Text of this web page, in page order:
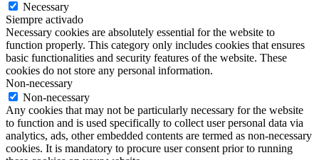
Necessary
Siempre activado
Necessary cookies are absolutely essential for the website to
function properly. This category only includes cookies that ensures
basic functionalities and security features of the website. These
cookies do not store any personal information.
Non-necessary
Non-necessary
Any cookies that may not be particularly necessary for the website
to function and is used specifically to collect user personal data via
analytics, ads, other embedded contents are termed as non-necessary
cookies. It is mandatory to procure user consent prior to running